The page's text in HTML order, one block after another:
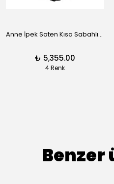
Anne İpek Saten Kısa Sabahlık - Siyah
₺ 5,355.00
4 Renk